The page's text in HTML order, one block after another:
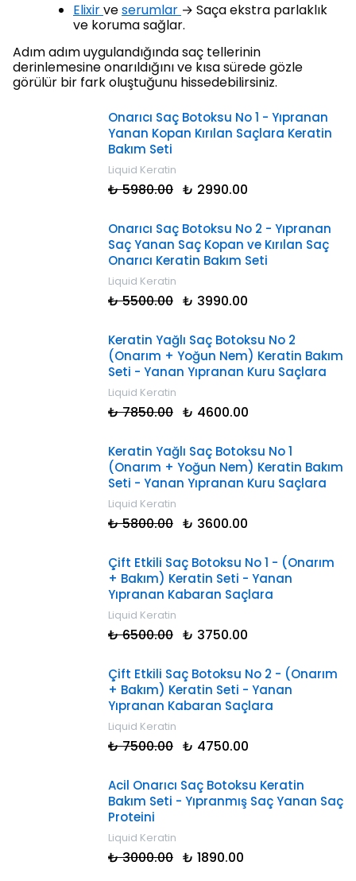
Elixirveserumlar → Saça ekstra parlaklık
ve koruma sağlar.
Adım adım uygulandığında saç tellerinin
derinlemesine onarıldığını ve kısa sürede gözle
görülür bir fark oluştuğunu hissedebilirsiniz.
Onarıcı Saç Botoksu No 1 - Yıpranan
Yanan Kopan Kırılan Saçlara Keratin
Bakım Seti
Liquid Keratin
₺ 5980.00 ₺ 2990.00
Onarıcı Saç Botoksu No 2 - Yıpranan
Saç Yanan Saç Kopan ve Kırılan Saç
Onarıcı Keratin Bakım Seti
Liquid Keratin
₺ 5500.00 ₺ 3990.00
Keratin Yağlı Saç Botoksu No 2
(Onarım + Yoğun Nem) Keratin Bakım
Seti - Yanan Yıpranan Kuru Saçlara
Liquid Keratin
₺ 7850.00 ₺ 4600.00
Keratin Yağlı Saç Botoksu No 1
(Onarım + Yoğun Nem) Keratin Bakım
Seti - Yanan Yıpranan Kuru Saçlara
Liquid Keratin
₺ 5800.00 ₺ 3600.00
Çift Etkili Saç Botoksu No 1 - (Onarım
+ Bakım) Keratin Seti - Yanan
Yıpranan Kabaran Saçlara
Liquid Keratin
₺ 6500.00 ₺ 3750.00
Çift Etkili Saç Botoksu No 2 - (Onarım
+ Bakım) Keratin Seti - Yanan
Yıpranan Kabaran Saçlara
Liquid Keratin
₺ 7500.00 ₺ 4750.00
Acil Onarıcı Saç Botoksu Keratin
Bakım Seti - Yıpranmış Saç Yanan Saç
Proteini
Liquid Keratin
₺ 3000.00 ₺ 1890.00